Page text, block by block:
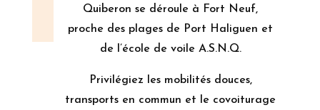
Quiberon se déroule à Fort Neuf,
proche des plages de Port Haliguen et
de l’école de voile A.S.N.Q.
Privilégiez les mobilités douces,
transports en commun et le covoiturage